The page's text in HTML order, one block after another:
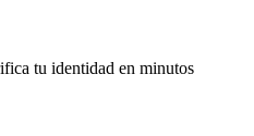
tu identidad en minutos